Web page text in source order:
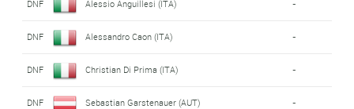
DNF Alessio Anguillesi (ITA) -
DNF Alessandro Caon (ITA) -
DNF Christian Di Prima (ITA) -
DNF Sebastian Garstenauer (AUT) -